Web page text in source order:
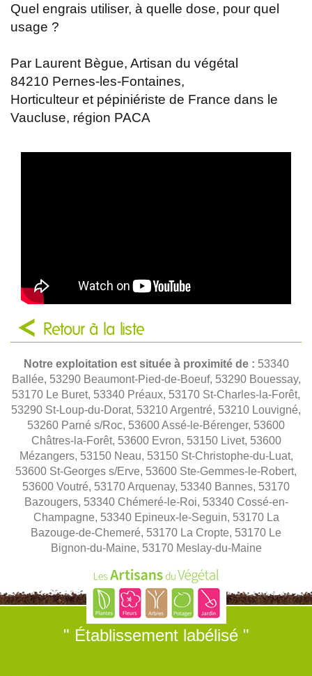
Quel engrais utiliser, à quelle dose, pour quel
usage ?
Par Laurent Bègue, Artisan du végétal
84210 Pernes-les-Fontaines,
Horticulteur et pépiniériste de France dans le
Vaucluse, région PACA
Retour à la liste
Notre exploitation est située à proximité de : 53340
Ballée, 53290 Beaumont-Pied-de-Boeuf, 53290 Bouessay,
53170 Le Buret, 53340 Préaux, 53170 St-Charles-la-Forêt,
53290 St-Loup-du-Dorat, 53210 Argentré, 53210 Louvigné,
53260 Parné s/Roc, 53600 Assé-le-Bérenger, 53600
Châtres-la-Forêt, 53600 Evron, 53150 Livet, 53600
Mézangers, 53150 Neau, 53150 St-Christophe-du-Luat,
53600 St-Georges s/Erve, 53600 Ste-Gemmes-le-Robert,
53600 Voutré, 53170 Arquenay, 53340 Bannes, 53170
Bazougers, 53340 Chémeré-le-Roi, 53340 Cossé-en-
Champagne, 53340 Epineux-le-Seguin, 53170 La
Bazouge-de-Chemeré, 53170 La Cropte, 53170 Le
Bignon-du-Maine, 53170 Meslay-du-Maine
" Établissement labélisé "